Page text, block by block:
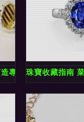
專屬珠寶飾品
珠寶收藏指南